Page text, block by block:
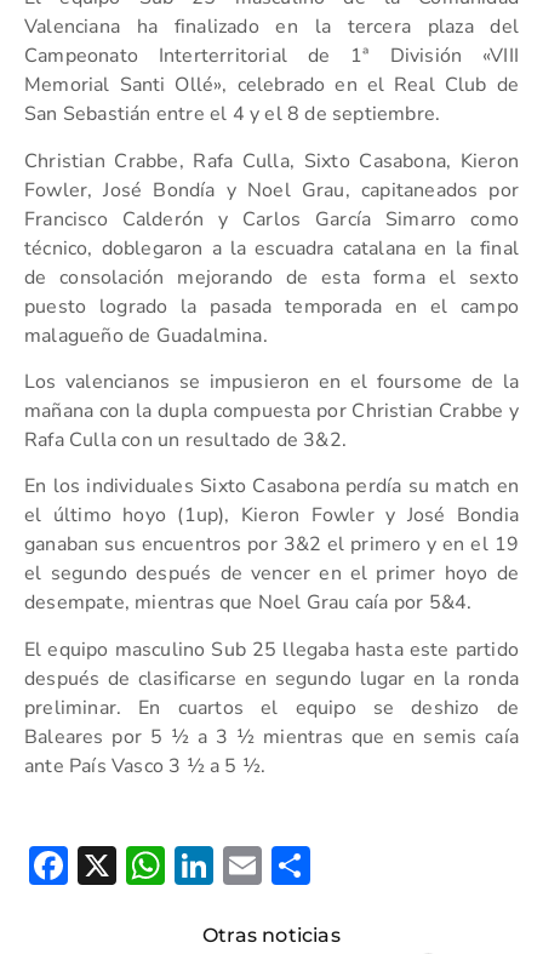
Valenciana ha finalizado en la tercera plaza del
Campeonato Interterritorial de 1ª División «VIII
Memorial Santi Ollé», celebrado en el Real Club de
San Sebastián entre el 4 y el 8 de septiembre.
Christian Crabbe, Rafa Culla, Sixto Casabona, Kieron
Fowler, José Bondía y Noel Grau, capitaneados por
Francisco Calderón y Carlos García Simarro como
técnico, doblegaron a la escuadra catalana en la final
de consolación mejorando de esta forma el sexto
puesto logrado la pasada temporada en el campo
malagueño de Guadalmina.
Los valencianos se impusieron en el foursome de la
mañana con la dupla compuesta por Christian Crabbe y
Rafa Culla con un resultado de 3&2.
En los individuales Sixto Casabona perdía su match en
el último hoyo (1up), Kieron Fowler y José Bondia
ganaban sus encuentros por 3&2 el primero y en el 19
el segundo después de vencer en el primer hoyo de
desempate, mientras que Noel Grau caía por 5&4.
El equipo masculino Sub 25 llegaba hasta este partido
después de clasificarse en segundo lugar en la ronda
preliminar. En cuartos el equipo se deshizo de
Baleares por 5 ½ a 3 ½ mientras que en semis caía
ante País Vasco 3 ½ a 5 ½.
Facebook
X WhatsApp
LinkedIn
Email
Otras noticias